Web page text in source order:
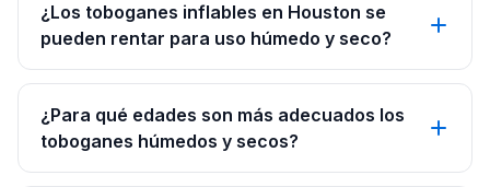
¿Los toboganes inflables en Houston se
pueden rentar para uso húmedo y seco?
¿Para qué edades son más adecuados los
toboganes húmedos y secos?